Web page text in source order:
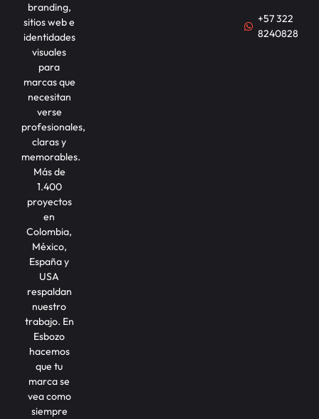
branding,
sitios web e
identidades
visuales
para
marcas que
necesitan
verse
profesionales,
claras y
memorables.
Más de
1.400
proyectos
en
Colombia,
México,
España y
USA
respaldan
nuestro
trabajo. En
Esbozo
hacemos
que tu
marca se
vea como
siempre
+57 322
8240828